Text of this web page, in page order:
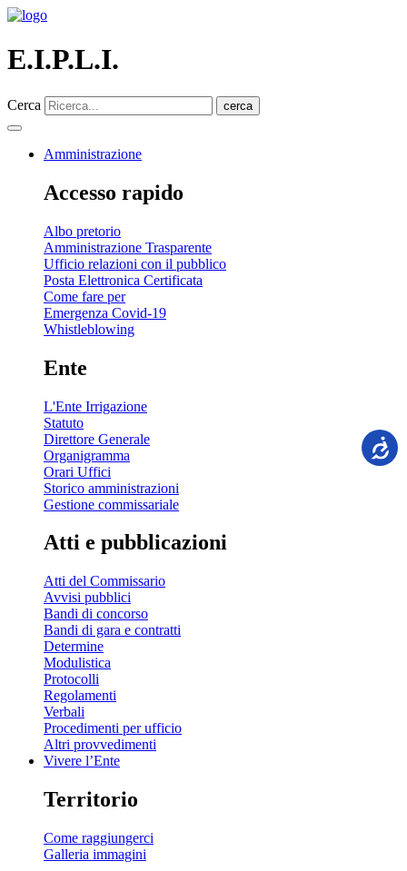
E.I.P.L.I.
Cerca cerca
Amministrazione
Accesso rapido
Albo pretorio
Amministrazione Trasparente
Ufficio relazioni con il pubblico
Posta Elettronica Certificata
Come fare per
Emergenza Covid-19
Whistleblowing
Ente
L'Ente Irrigazione
Statuto
Direttore Generale
Organigramma
Orari Uffici
Storico amministrazioni
Gestione commissariale
Atti e pubblicazioni
Atti del Commissario
Avvisi pubblici
Bandi di concorso
Bandi di gara e contratti
Determine
Modulistica
Protocolli
Regolamenti
Verbali
Procedimenti per ufficio
Altri provvedimenti
Vivere l’Ente
Territorio
Come raggiungerci
Galleria immagini